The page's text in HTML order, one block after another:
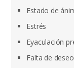
Estado de
Estrés
Eyaculación
Falta de